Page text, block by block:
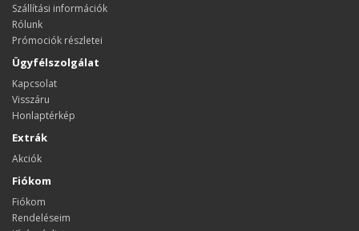
Szállítási információk
Rólunk
Prómociók részletei
Ügyfélszolgálat
Kapcsolat
Visszáru
Honlaptérkép
Extrák
Akciók
Fiókom
Fiókom
Rendeléseim